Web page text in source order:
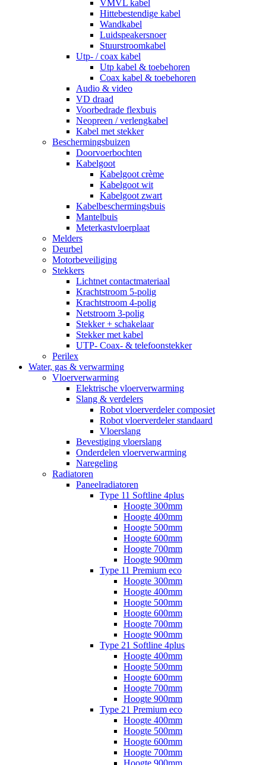
VMVL kabel
Hittebestendige kabel
Wandkabel
Luidspeakersnoer
Stuurstroomkabel
Utp- / coax kabel
Utp kabel & toebehoren
Coax kabel & toebehoren
Audio & video
VD draad
Voorbedrade flexbuis
Neopreen / verlengkabel
Kabel met stekker
Beschermingsbuizen
Doorvoerbochten
Kabelgoot
Kabelgoot crème
Kabelgoot wit
Kabelgoot zwart
Kabelbeschermingsbuis
Mantelbuis
Meterkastvloerplaat
Melders
Deurbel
Motorbeveiliging
Stekkers
Lichtnet contactmateriaal
Krachtstroom 5-polig
Krachtstroom 4-polig
Netstroom 3-polig
Stekker + schakelaar
Stekker met kabel
UTP- Coax- & telefoonstekker
Perilex
Water, gas & verwarming
Vloerverwarming
Elektrische vloerverwarming
Slang & verdelers
Robot vloerverdeler composiet
Robot vloerverdeler standaard
Vloerslang
Bevestiging vloerslang
Onderdelen vloerverwarming
Naregeling
Radiatoren
Paneelradiatoren
Type 11 Softline 4plus
Hoogte 300mm
Hoogte 400mm
Hoogte 500mm
Hoogte 600mm
Hoogte 700mm
Hoogte 900mm
Type 11 Premium eco
Hoogte 300mm
Hoogte 400mm
Hoogte 500mm
Hoogte 600mm
Hoogte 700mm
Hoogte 900mm
Type 21 Softline 4plus
Hoogte 400mm
Hoogte 500mm
Hoogte 600mm
Hoogte 700mm
Hoogte 900mm
Type 21 Premium eco
Hoogte 400mm
Hoogte 500mm
Hoogte 600mm
Hoogte 700mm
Hoogte 900mm